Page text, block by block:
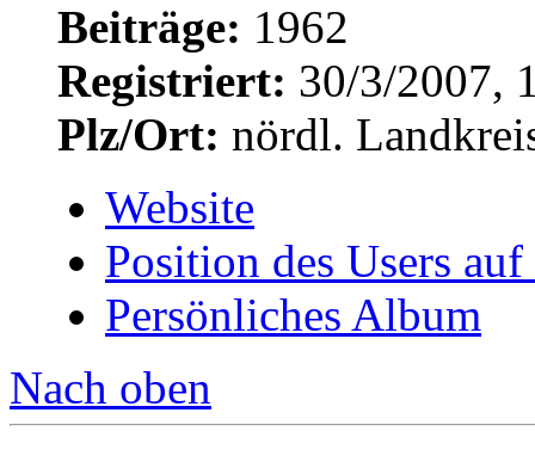
Beiträge: 1962
Registriert: 30/3/2007,
Plz/Ort: nördl.
Website
Position des Users
Persönliches Album
Nach oben